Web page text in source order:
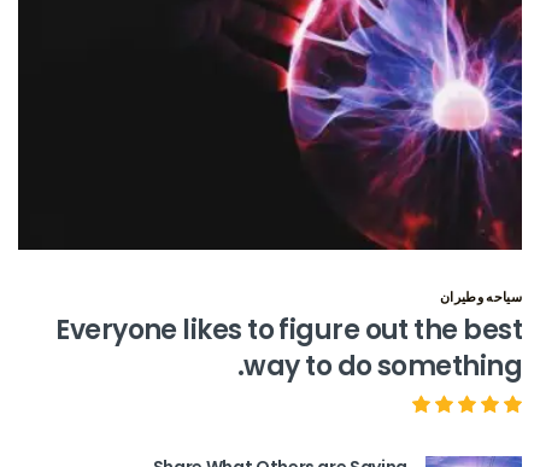
سياحه وطيران
Everyone likes to figure out the best
way to do something.